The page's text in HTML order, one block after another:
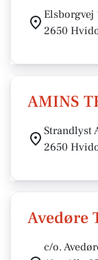
Elsborgvej
2650
AMINS
Strandlyst
2650
Avedøre
c/o.